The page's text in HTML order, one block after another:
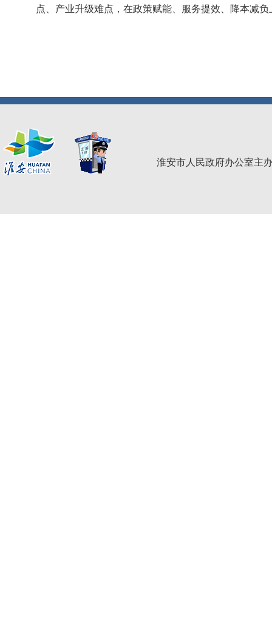
点、产业升级难点，在政策赋能、服务提效、降本减
淮安市人民政府办公室主